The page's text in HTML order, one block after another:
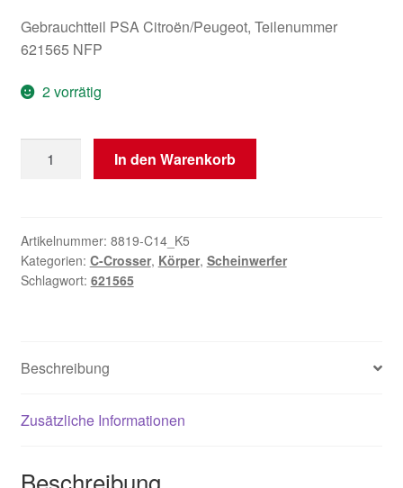
Gebrauchtteil PSA Citroën/Peugeot, Teilenummer
621565 NFP
2 vorrätig
Rücklichtgehäuse
Menge
In den Warenkorb
Artikelnummer: 8819-C14_K5
Kategorien: C-Crosser, Körper, Scheinwerfer
Schlagwort: 621565
Beschreibung
Zusätzliche Informationen
Beschreibung